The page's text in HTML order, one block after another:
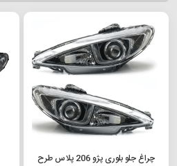
چراغ جلو بلوری پژو 206 پلاس طرح